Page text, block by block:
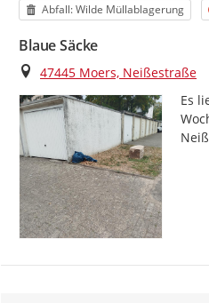
Kategorie
Abfall: Wilde Müllablagerung
Blaue Säcke
Ort
47445 Moers, Neißestraße
Es